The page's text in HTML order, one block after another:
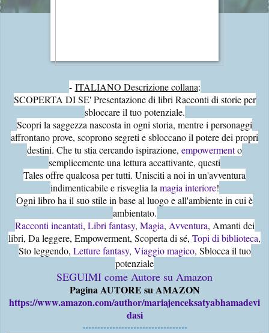
- ITALIANO Descrizione collana:
SCOPERTA DI SE' Presentazione di libri Racconti di storie per
sbloccare il tuo potenziale.
Scopri la saggezza nascosta in ogni storia, mentre i personaggi
affrontano prove, scoprono segreti e sbloccano il potere dei propri
destini. Che tu stia cercando ispirazione, empowermento
semplicemente una lettura accattivante, questi
Tales offre qualcosa per tutti. Unisciti a noi in un'avventura
indimenticabile e risveglia la magia interiore!
Ogni libro ha il suo stile in base al luogo e all'ambiente in cui è
ambientato.
Racconti incantati, Libri fantasy, Magia, Avventura, Amanti dei
libri, Da leggere, Empowerment, Scoperta di sé, Topi di biblioteca,
Sto leggendo, Letture fantasy, Viaggio magico, Sblocca il tuo
potenziale
SEGUIMI come Autore su Amazon
Pagina AUTORE su AMAZON
https://www.amazon.com/author/mariajenceksatyabhamadevi
dasi
-----------------------------------